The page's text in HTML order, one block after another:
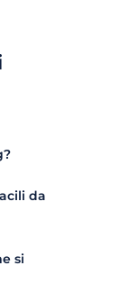
da
si